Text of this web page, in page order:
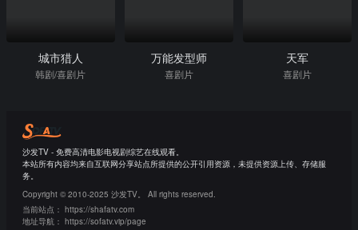
城市猎人
韩剧/喜剧片
万能发型师
喜剧片
天军
喜剧片
沙发TV - 免费高清电影电视剧综艺在线观看。
本站所有内容均来自互联网分享站点所提供的公开引用资源，未提供资源上传、存储服
务。
Copyright © 2010-2025 沙发TV。 All rights reserved.
当前站点： https://shafatv.com
地址导航： https://sofatv.vip/page